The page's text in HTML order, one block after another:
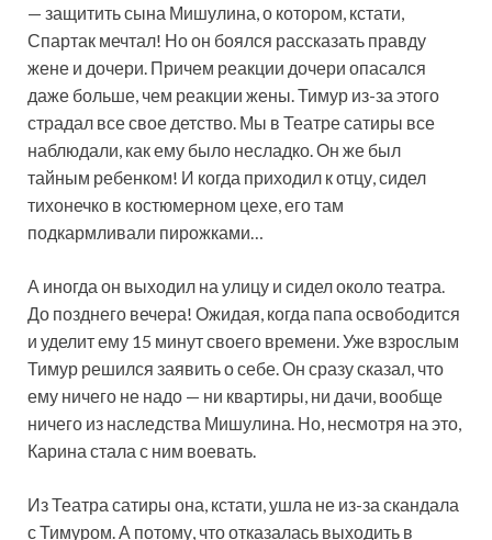
— защитить сына Мишулина, о котором, кстати,
Спартак мечтал! Но он боялся рассказать правду
жене и дочери. Причем реакции дочери опасался
даже больше, чем реакции жены. Тимур из-за этого
страдал все свое детство. Мы в Театре сатиры все
наблюдали, как ему было несладко. Он же был
тайным ребенком! И когда приходил к отцу, сидел
тихонечко в костюмерном цехе, его там
подкармливали пирожками…
А иногда он выходил на улицу и сидел около театра.
До позднего вечера! Ожидая, когда папа освободится
и уделит ему 15 минут своего времени. Уже взрослым
Тимур решился заявить о себе. Он сразу сказал, что
ему ничего не надо — ни квартиры, ни дачи, вообще
ничего из наследства Мишулина. Но, несмотря на это,
Карина стала с ним воевать.
Из Театра сатиры она, кстати, ушла не из-за скандала
с Тимуром. А потому, что отказалась выходить в